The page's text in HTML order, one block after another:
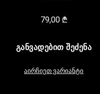
79,00 ₾
ᲒᲐᲜᲕᲐᲓᲔᲑᲘᲗ ᲨᲔᲫᲔᲜᲐ
აირჩიეთ ვარიანტი